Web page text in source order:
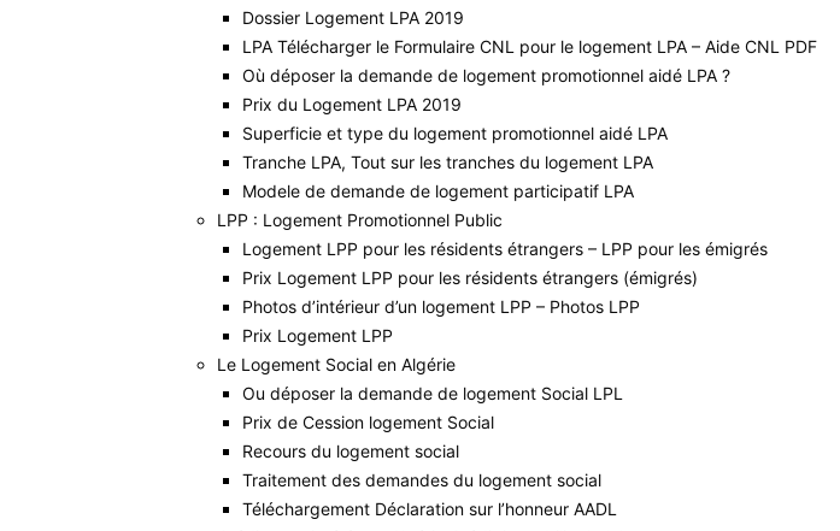
Dossier Logement LPA 2019
LPA Télécharger le Formulaire CNL pour le logement LPA – Aide CNL PDF
Où déposer la demande de logement promotionnel aidé LPA ?
Prix du Logement LPA 2019
Superficie et type du logement promotionnel aidé LPA
Tranche LPA, Tout sur les tranches du logement LPA
Modele de demande de logement participatif LPA
LPP : Logement Promotionnel Public
Logement LPP pour les résidents étrangers – LPP pour les émigrés
Prix Logement LPP pour les résidents étrangers (émigrés)
Photos d’intérieur d’un logement LPP – Photos LPP
Prix Logement LPP
Le Logement Social en Algérie
Ou déposer la demande de logement Social LPL
Prix de Cession logement Social
Recours du logement social
Traitement des demandes du logement social
Téléchargement Déclaration sur l’honneur AADL